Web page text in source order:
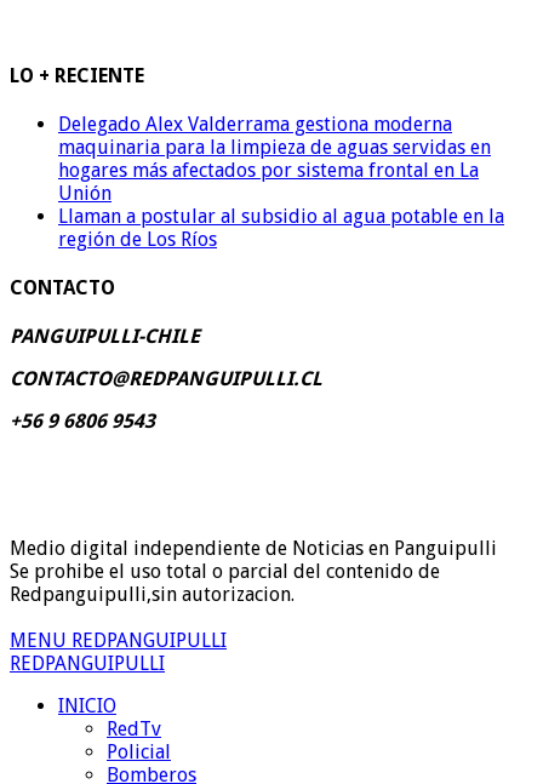
LO + RECIENTE
Delegado Alex Valderrama gestiona moderna
maquinaria para la limpieza de aguas servidas en
hogares más afectados por sistema frontal en La
Unión
Llaman a postular al subsidio al agua potable en la
región de Los Ríos
CONTACTO
PANGUIPULLI-CHILE
CONTACTO@REDPANGUIPULLI.CL
+56 9 6806 9543
Medio digital independiente de Noticias en Panguipulli
Se prohibe el uso total o parcial del contenido de
Redpanguipulli,sin autorizacion.
MENU REDPANGUIPULLI
REDPANGUIPULLI
INICIO
RedTv
Policial
Bomberos